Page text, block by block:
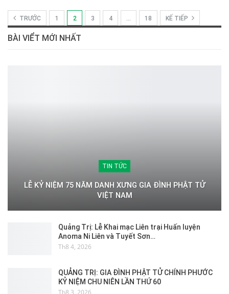
TRƯỚC 1 2 3 4 … 18 KẾ TIẾP
BÀI VIỂT MỚI NHẤT
TIN TỨC
LỄ KỶ NIỆM 75 NĂM DANH XƯNG GIA ĐÌNH PHẬT TỬ
VIỆT NAM
Quảng Trị: Lễ Khai mạc Liên trại Huấn luyện
Anoma Ni Liên và Tuyết Sơn…
Th8 4, 2026
QUẢNG TRỊ: GIA ĐÌNH PHẬT TỬ CHÍNH PHƯỚC
KỶ NIỆM CHU NIÊN LẦN THỨ 60
Th8 3, 2026